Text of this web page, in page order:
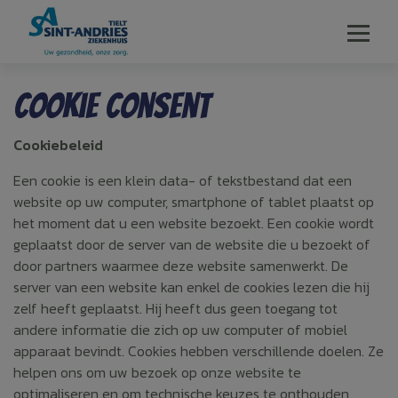
Voor ouders
Afspraak maken
Home
Raadpleging bij de kinderarts
Een dagje blijven
Cookie Consent
Cookiebeleid
Een cookie is een klein data- of tekstbestand dat een
website op uw computer, smartphone of tablet plaatst op
het moment dat u een website bezoekt. Een cookie wordt
geplaatst door de server van de website die u bezoekt of
door partners waarmee deze website samenwerkt. De
server van een website kan enkel de cookies lezen die hij
zelf heeft geplaatst. Hij heeft dus geen toegang tot
andere informatie die zich op uw computer of mobiel
apparaat bevindt. Cookies hebben verschillende doelen. Ze
helpen ons om uw bezoek op onze website te
optimaliseren en om technische keuzes te onthouden